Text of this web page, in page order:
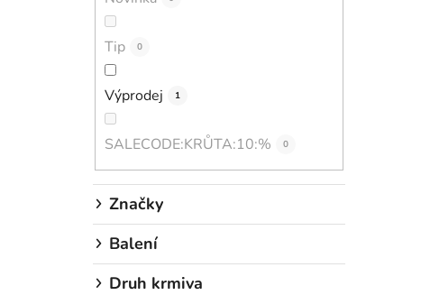
Tip 0
Výprodej 1
SALECODE:KRŮTA:10:% 0
Značky
Balení
Druh krmiva